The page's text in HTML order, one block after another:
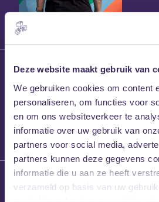
Deze website maakt gebruik van
We gebruiken cookies om content
personaliseren, om functies voor
en om ons websiteverkeer te
informatie over uw gebruik van
partners voor social media,
partners kunnen deze gegevens
informatie die u aan ze heeft
verzameld op basis van uw
27
26